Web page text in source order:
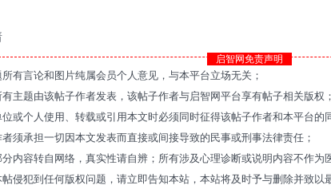
启智网免责声明
有言论和图片纯属会员个人意见，与本平台立场无关；
主题由该帖子作者发表，该帖子作者与启智网平台享有帖子相关版权；
或个人使用、转载或引用本文时必须同时征得该帖子作者和本平台的
须承担一切因本文发表而直接或间接导致的民事或刑事法律责任；
内容转自网络，真实性请自辨；所有涉及心理诊断或说明内容不作为
侵犯到任何版权问题，请立即告知本站，本站将及时予与删除并致以